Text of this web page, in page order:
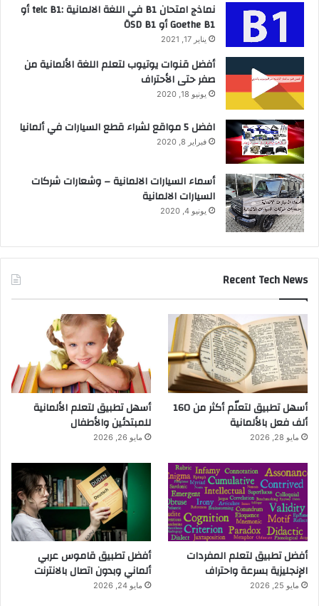
نماذج امتحان B1 في اللغة الالمانية :telc B1 أو
Goethe B1 أو ÖSD B1
يناير 17, 2021
أفضل قنوات يوتيوب لتعلم اللغة الألمانية من
صفر حتى الأحتراف
يونيو 18, 2020
افضل 5 مواقع لشراء قطع السيارات في ألمانيا
فبراير 8, 2020
أسماء السيارات الالمانية – وشعارات شركات
السيارات الالمانية
يونيو 4, 2020
Recent Tech News
أسهل تطبيق لتعلّم أكثر من 160
ألف فعل بالألمانية
مايو 28, 2026
أسهل تطبيق لتعلم الألمانية
للمبتدئين والأطفال
مايو 26, 2026
أفضل تطبيق لتعلم المفردات
الإنجليزية بسرعة واحتراف
مايو 25, 2026
أفضل تطبيق قاموس عربي
ألماني وبدون اتصال بالانترنت
مايو 24, 2026